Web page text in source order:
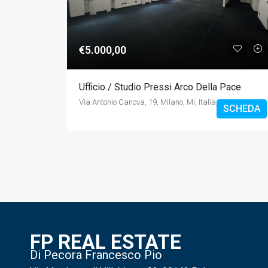
€5.000,00
Ufficio / Studio Pressi Arco Della Pace
Via Antonio Canova, 19, Milano, MI, Italia, Milano
SCHEDA
FP REAL ESTATE
Di Pecora Francesco Pio